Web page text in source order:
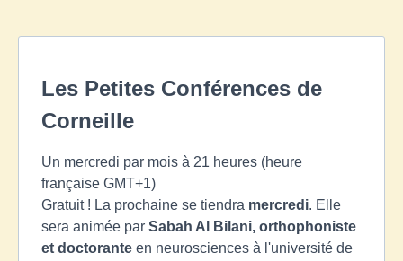
Les Petites Conférences de
Corneille
Un mercredi par mois à 21 heures (heure
française GMT+1)
Gratuit ! La prochaine se tiendra mercredi. Elle
sera animée par Sabah Al Bilani, orthophoniste
et doctorante en neurosciences à l'université de